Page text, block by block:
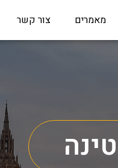
מאמרים צור קשר